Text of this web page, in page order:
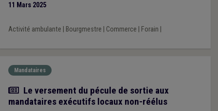
11 Mars 2025
Activité ambulante Bourgmestre Commerce Forain
Mandataires
Actualité
Le versement du pécule de sortie aux
mandataires exécutifs locaux non-réélus